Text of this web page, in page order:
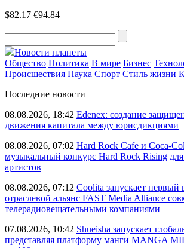
$82.17 €94.84
Новости планеты
Общество Политика В мире Бизнес
Происшествия Наука Спорт Стиль жизни
Последние новости
08.08.2026, 18:42 Edenex: создание
движения капитала между юрисдикциями
08.08.2026, 07:02 Hard Rock Cafe и Coca-
музыкальный конкурс Hard Rock Rising
артистов
08.08.2026, 07:12 Coolita запускает первый
отраслевой альянс FAST Media Alliance
телерадиовещательными компаниями
07.08.2026, 10:42 Shueisha запускает
представляя платформу манги MANGA